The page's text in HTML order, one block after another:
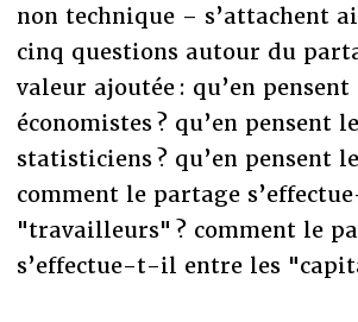
non technique – s’attachent
cinq questions autour du
valeur ajoutée : qu’en pensent
économistes ? qu’en pensent
statisticiens ? qu’en pensent
comment le partage
"travailleurs" ? comment le
s’effectue-t-il entre les